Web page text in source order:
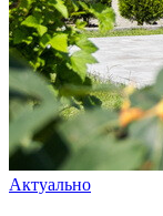
Актуально